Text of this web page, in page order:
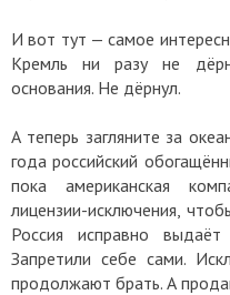
И вот тут — самое
Кремль ни разу не
основания. Не дёрнул.
А теперь загляните за
года российский
пока американская
лицензии-исключения,
Россия исправно
Запретили себе сами.
продолжают брать. А